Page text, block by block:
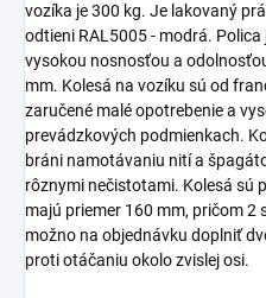
vozíka je 300 kg. Je lakovaný
odtieni RAL5005 - modrá.
vysokou nosnosťou a
mm. Kolesá na vozíku sú od
zaručené malé opotrebenie a
prevádzkových podmienkach.
bráni namotávaniu nití a
rôznymi nečistotami. Kolesá sú
majú priemer 160 mm, pričom 2
možno na objednávku doplniť
proti otáčaniu okolo zvislej osi.